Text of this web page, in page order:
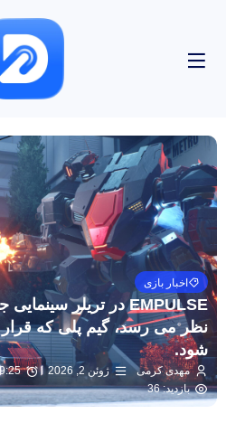
اخبار بازی
شود.
مهدی کرمی ژوئن 2, 2026 9:25 ب.ظ
بازدید: 36